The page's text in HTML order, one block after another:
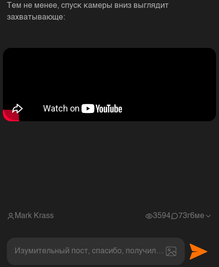
Тем не менее, спуск камеры вниз выглядит
захватывающе:
Mark Krass 3594 73г6ме
Изумительный пост, спасибо, получил величайшее